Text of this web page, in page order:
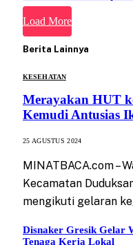
Load More
Berita Lainnya
KESEHATAN
Merayakan HUT
Kemudi Antusias
25 AGUSTUS 2024
MINATBACA.com –
Kecamatan
mengikuti gelaran
Disnaker Gresik Gelar
Tenaga Kerja Lokal